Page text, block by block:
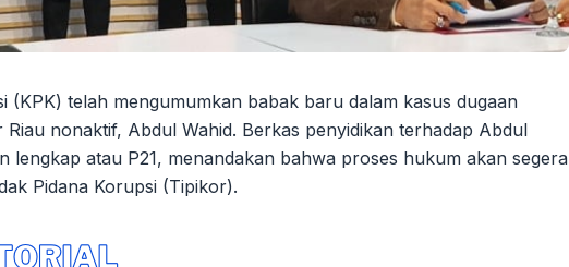
(KPK) telah mengumumkan babak baru dalam kasus dugaan
nonaktif, Abdul Wahid. Berkas penyidikan terhadap Abdul
lengkap atau P21, menandakan bahwa proses hukum akan segera
Pidana Korupsi (Tipikor).